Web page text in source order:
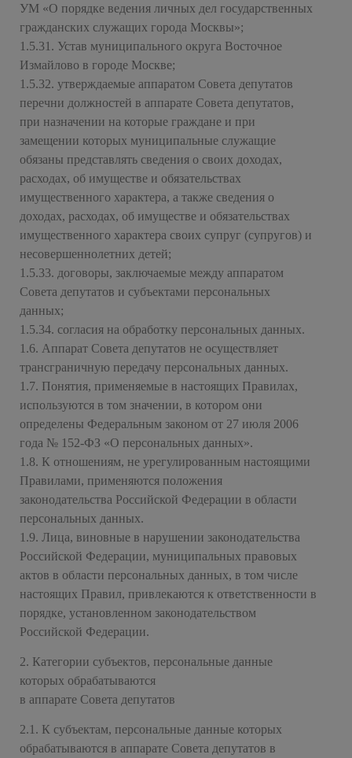
УМ «О порядке ведения личных дел государственных
гражданских служащих города Москвы»;
1.5.31. Устав муниципального округа Восточное
Измайлово в городе Москве;
1.5.32. утверждаемые аппаратом Совета депутатов
перечни должностей в аппарате Совета депутатов,
при назначении на которые граждане и при
замещении которых муниципальные служащие
обязаны представлять сведения о своих доходах,
расходах, об имуществе и обязательствах
имущественного характера, а также сведения о
доходах, расходах, об имуществе и обязательствах
имущественного характера своих супруг (супругов) и
несовершеннолетних детей;
1.5.33. договоры, заключаемые между аппаратом
Совета депутатов и субъектами персональных
данных;
1.5.34. согласия на обработку персональных данных.
1.6. Аппарат Совета депутатов не осуществляет
трансграничную передачу персональных данных.
1.7. Понятия, применяемые в настоящих Правилах,
используются в том значении, в котором они
определены Федеральным законом от 27 июля 2006
года № 152-ФЗ «О персональных данных».
1.8. К отношениям, не урегулированным настоящими
Правилами, применяются положения
законодательства Российской Федерации в области
персональных данных.
1.9. Лица, виновные в нарушении законодательства
Российской Федерации, муниципальных правовых
актов в области персональных данных, в том числе
настоящих Правил, привлекаются к ответственности в
порядке, установленном законодательством
Российской Федерации.
2. Категории субъектов, персональные данные
которых обрабатываются
в аппарате Совета депутатов
2.1. К субъектам, персональные данные которых
обрабатываются в аппарате Совета депутатов в